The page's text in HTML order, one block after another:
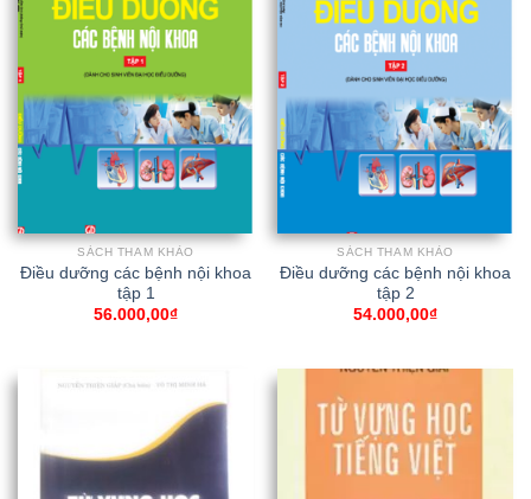
SÁCH THAM KHẢO
Điều dưỡng các bệnh nội khoa
tập 1
56.000,00₫
SÁCH THAM KHẢO
Điều dưỡng các bệnh nội khoa
tập 2
54.000,00₫